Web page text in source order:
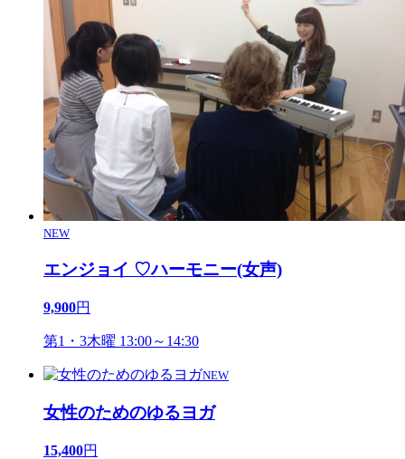
NEW
エンジョイ ♡ハーモニー(女声)
9,900円
第1・3木曜 13:00～14:30
NEW
女性のためのゆるヨガ
15,400円